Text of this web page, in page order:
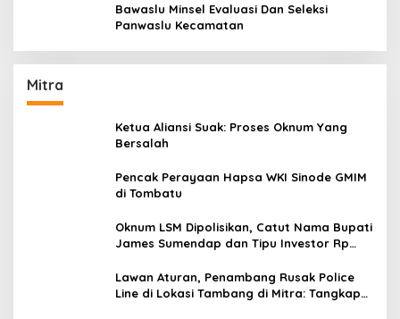
Bawaslu Minsel Evaluasi Dan Seleksi
Panwaslu Kecamatan
Mitra
Ketua Aliansi Suak: Proses Oknum Yang
Bersalah
Pencak Perayaan Hapsa WKI Sinode GMIM
di Tombatu
Oknum LSM Dipolisikan, Catut Nama Bupati
James Sumendap dan Tipu Investor Rp
Lawan Aturan, Penambang Rusak Police
Line di Lokasi Tambang di Mitra: Tangkap